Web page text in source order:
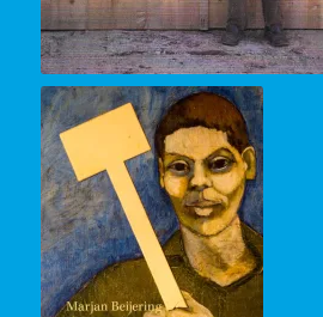
Among Buddhists Janwillem van de Wetering
is probably still famous for his book The
Empty Mirror, his account of his year and a
half stay in a Zen monastery in Japan. The
book was published in 1973 in the United
States and became an immediate success.
Although the book was published in 1971 in
the Netherlands, he only became well known
here after his success overseas. With the
detective novels featuring the duo Grijpstra
en de Gier Van de Wetering became a
celebrated and bestselling author whose
novels were read not only in The
Netherlands, but also widely abroad. On a
recent list of best-selling Dutch writers
abroad, he is still number 7 in the top ten.